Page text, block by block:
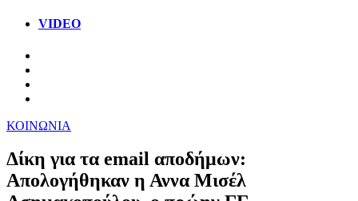
VIDEO
ΚΟΙΝΩΝΙΑ
Δίκη για τα email αποδήμων:
Απολογήθηκαν η Αννα Μισέλ